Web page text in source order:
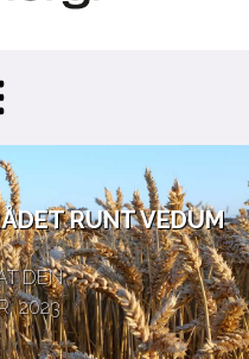
RUNT VEDUM
DEN
2023